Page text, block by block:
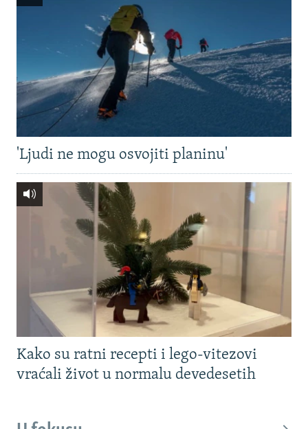
'Ljudi ne mogu osvojiti planinu'
Kako su ratni recepti i lego-vitezovi
vraćali život u normalu devedesetih